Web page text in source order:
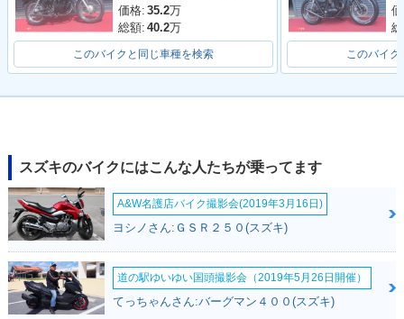
2005年 ST250・カ
ラーチェンジ
2004年 ST250 E-Ty
pe Sカスタマイズ・
特別・限定仕様
2004年 ST250 E-Ty
pe Cカスタマイズ・
特別・限定仕様
価格: 35.2万
総額: 40.2万
このバイクと同じ車種を検索 このバイク
スズキのバイクにはこんな人たちが乗ってます
A&W名護店バイク撮影会(2019年3月16日)
ヨシノさん:ＧＳＲ２５０(スズキ)
道の駅ゆいゆい国頭撮影会（2019年5月26日開催）
てっちゃんさん:バーグマン４００(スズキ)